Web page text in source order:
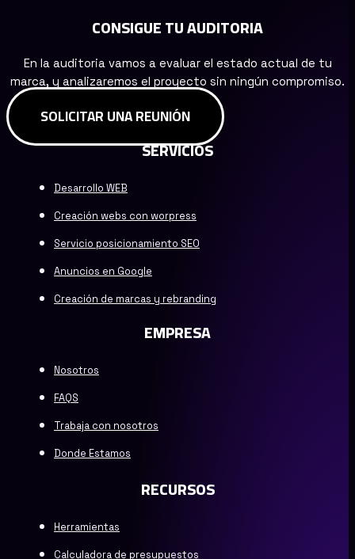
CONSIGUE TU AUDITORIA
En la auditoria vamos a evaluar el estado actual de tu
marca, y analizaremos el proyecto sin ningún compromiso.
SOLICITAR UNA REUNIÓN
SERVICIOS
Desarrollo WEB
Creación webs con worpress
Servicio posicionamiento SEO
Anuncios en Google
Creación de marcas y rebranding
EMPRESA
Nosotros
FAQS
Trabaja con nosotros
Donde Estamos
RECURSOS
Herramientas
Calculadora de presupuestos